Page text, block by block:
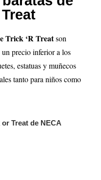
Trick ‘R Treatson
un precio inferior a los
estatuas y muñecos
tanto para niños como
Treat de NECA